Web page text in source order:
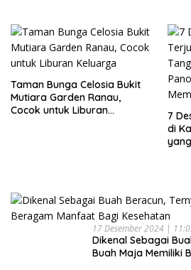
Taman Bunga Celosia Bukit
Mutiara Garden Ranau,
Cocok untuk Liburan
7
di
17 Desember 2024 |
Dikenal Sebagai
Buah Maja Memiliki